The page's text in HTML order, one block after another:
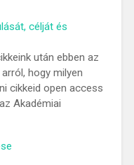
célját és
után ebben az
hogy milyen
cikkeid open access
Akadémiai